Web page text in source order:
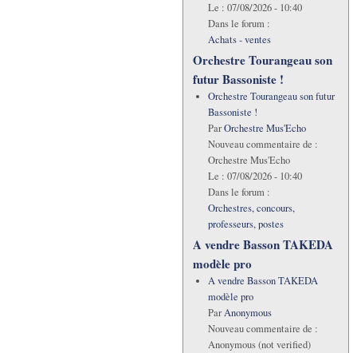
Le : 07/08/2026 - 10:40
Dans le forum :
Achats - ventes
Orchestre Tourangeau son
futur Bassoniste !
Orchestre Tourangeau son futur
Bassoniste !
ParOrchestre Mus'Echo
Nouveau commentaire de :
Orchestre Mus'Echo
Le : 07/08/2026 - 10:40
Dans le forum :
Orchestres, concours,
professeurs, postes
A vendre Basson TAKEDA
modèle pro
A vendre Basson TAKEDA
modèle pro
ParAnonymous
Nouveau commentaire de :
Anonymous (not verified)